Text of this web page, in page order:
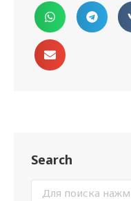
Search